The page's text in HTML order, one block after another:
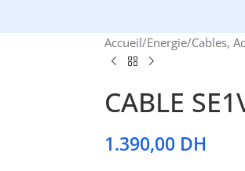
Accueil/Energie/Cables,
CABLE
1.390,00 DH